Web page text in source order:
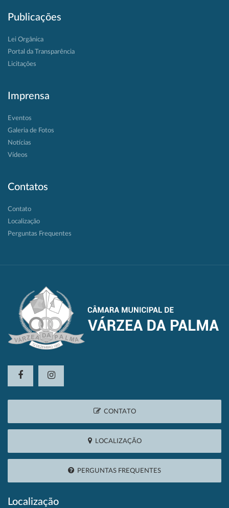
Publicações
Lei Orgânica
Portal da Transparência
Licitações
Imprensa
Eventos
Galeria de Fotos
Notícias
Vídeos
Contatos
Contato
Localização
Perguntas Frequentes
CONTATO
LOCALIZAÇÃO
PERGUNTAS FREQUENTES
Localização